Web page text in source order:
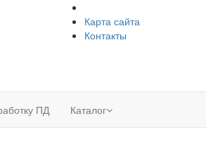
Карта сайта
Контакты
ПД Каталог